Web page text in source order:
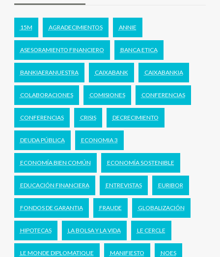
15M AGRADECIMIENTOS ANNIE
ASESORAMIENTO FINANCIERO BANCA ETICA
BANKIAERANUESTRA CAIXABANK CAIXABANKIA
COLABORACIONES COMISIONES CONFERENCIAS
CONFERENCIAS CRISIS DECRECIMIENTO
DEUDA PÚBLICA ECONOMIA 3
ECONOMÍA BIEN COMÚN ECONOMÍA SOSTENIBLE
EDUCACIÓN FINANCIERA ENTREVISTAS EURIBOR
FONDOS DE GARANTIA FRAUDE GLOBALIZACIÓN
HIPOTECAS LA BOLSA Y LA VIDA LE CERCLE
LE MONDE DIPLOMATIQUE MANIFIESTO NOES